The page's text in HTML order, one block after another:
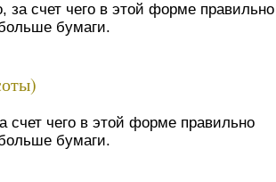
за счет чего в этой форме правильно
бумаги.
счет чего в этой форме правильно
бумаги.